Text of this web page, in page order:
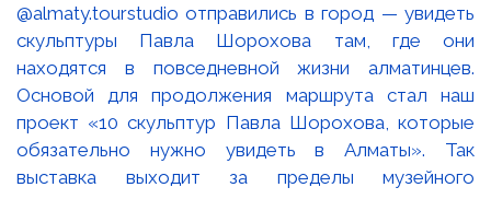
@almaty.tourstudio отправились в город — увидеть
скульптуры Павла Шорохова там, где они
находятся в повседневной жизни алматинцев.
Основой для продолжения маршрута стал наш
проект «10 скульптур Павла Шорохова, которые
обязательно нужно увидеть в Алматы». Так
выставка выходит за пределы музейного